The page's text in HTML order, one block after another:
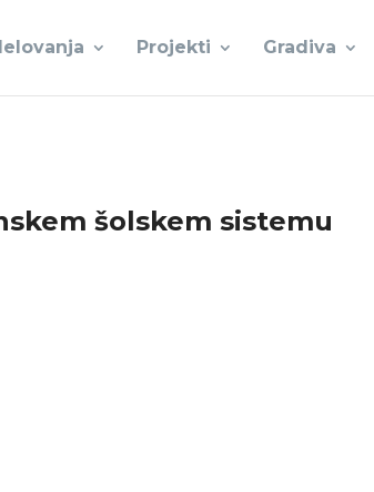
Projekti Gradiva
šolskem sistemu